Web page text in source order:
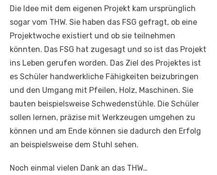
Die Idee mit dem eigenen Projekt kam ursprünglich
sogar vom THW. Sie haben das FSG gefragt, ob eine
Projektwoche existiert und ob sie teilnehmen
könnten. Das FSG hat zugesagt und so ist das Projekt
ins Leben gerufen worden. Das Ziel des Projektes ist
es Schüler handwerkliche Fähigkeiten beizubringen
und den Umgang mit Pfeilen, Holz, Maschinen. Sie
bauten beispielsweise Schwedenstühle. Die Schüler
sollen lernen, präzise mit Werkzeugen umgehen zu
können und am Ende können sie dadurch den Erfolg
an beispielsweise dem Stuhl sehen.
Noch einmal vielen Dank an das THW…